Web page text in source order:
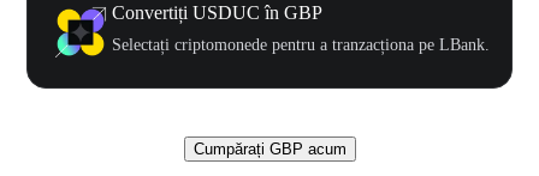
Convertiți USDUC în GBP
Selectați criptomonede pentru a tranzacționa pe LBank.
Cumpărați GBP acum